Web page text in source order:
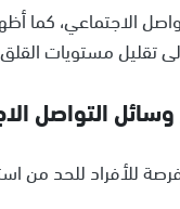
الاجتماعي،
تقليل مستويات
التواصل
فرصة للأفراد للحد